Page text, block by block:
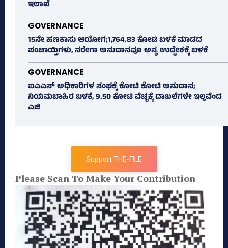
ಇಲಾಖೆ
GOVERNANCE
15ನೇ ಹಣಕಾಸು ಆಯೋಗ;1,764.83 ಕೋಟಿ ಬಳಕೆ ಮಾಡದ
ಪಂಚಾಯ್ತಿಗಳು, ನರೇಗಾ ಅನುದಾನವೂ ಅನ್ಯ ಉದ್ದೇಶಕ್ಕೆ ಬಳಕೆ
GOVERNANCE
ಐಎಎಸ್‌ ಅಧಿಕಾರಿಗಳ ಸಂಘಕ್ಕೆ ಕೋಟಿ ಕೋಟಿ ಅನುದಾನ;
ನಿಯಮಬಾಹಿರ ಬಳಕೆ, 9.50 ಕೋಟಿ ವೆಚ್ಚಕ್ಕೆ ದಾಖಲೆಗಳೇ ಇಲ್ಲವೆಂದ
ಎಜಿ
Support THE-FILE
Please Scan To Make Your Contribution